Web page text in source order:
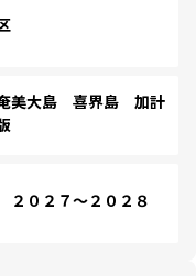
美大島 喜界島 加計
０２７～２０２８